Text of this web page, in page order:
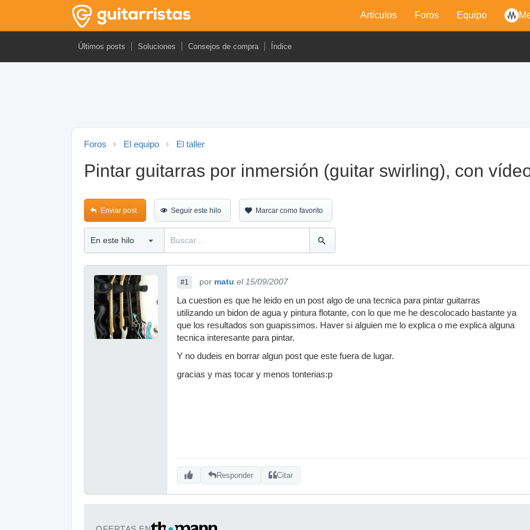
Artículos Foros Equipo
Últimos posts Soluciones Consejos de compra Índice
Foros El equipo El taller
Pintar guitarras por inmersión (guitar swirling), con
Enviar post Seguir este hilo Marcar como favorito
#1 por matu el 15/09/2007
La cuestion es que he leido en un post algo de una tecnica para pintar guitarras
utilizando un bidon de agua y pintura flotante, con lo que me he descolocado bastante ya
que los resultados son guapissimos. Haver si alguien me lo explica o me explica alguna
tecnica interesante para pintar.
Y no dudeis en borrar algun post que este fuera de lugar.
gracias y mas tocar y menos tonterias:p
Responder Citar